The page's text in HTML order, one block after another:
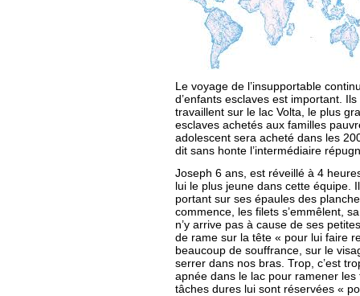
Le voyage de l’insupportable
d’enfants esclaves est important.
travaillent sur le lac Volta, le plus
esclaves achetés aux familles
adolescent sera acheté dans les
dit sans honte l’intermédiaire
Joseph 6 ans, est réveillé à 4
lui le plus jeune dans cette équipe.
portant sur ses épaules des
commence, les filets s’emmêlent,
n’y arrive pas à cause de ses
de rame sur la tête « pour lui faire
beaucoup de souffrance, sur le
serrer dans nos bras. Trop, c’est
apnée dans le lac pour ramener
tâches dures lui sont réservées «